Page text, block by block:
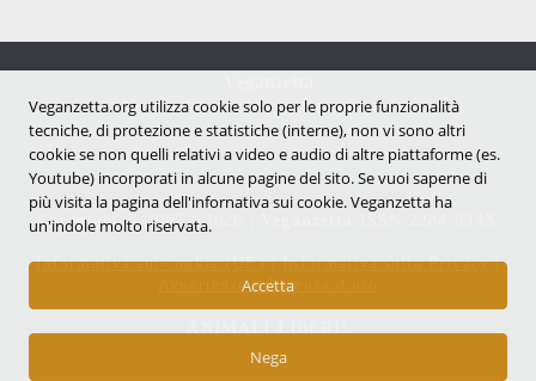
Notizie dal mondo vegan e antispecista
Copyright © 2007 - 2026 |
Informativa sui cookie (UE)|Informativa sulla Privacy|
Avvertenze e Licenza d'uso
Veganzetta.org utilizza cookie solo per le proprie funzionalità
tecniche, di protezione e statistiche (interne), non vi sono altri
cookie se non quelli relativi a video e audio di altre piattaforme (es.
Youtube) incorporati in alcune pagine del sito. Se vuoi saperne di
più visita la pagina dell'infornativa sui cookie. Veganzetta ha
un'indole molto riservata.
Accetta
Nega